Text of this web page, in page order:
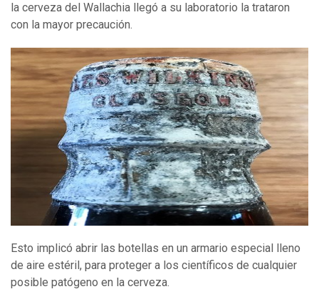
la cerveza del Wallachia llegó a su laboratorio la trataron
con la mayor precaución.
Esto implicó abrir las botellas en un armario especial lleno
de aire estéril, para proteger a los científicos de cualquier
posible patógeno en la cerveza.